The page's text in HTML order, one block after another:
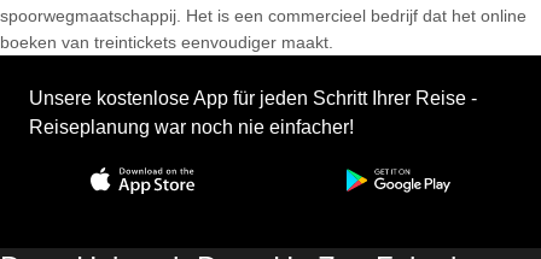
spoorwegmaatschappij. Het is een commercieel bedrijf dat het online
boeken van treintickets eenvoudiger maakt.
Unsere kostenlose App für jeden Schritt Ihrer Reise -
Reiseplanung war noch nie einfacher!